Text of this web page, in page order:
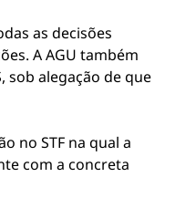
as decisões
A AGU também
alegação de que
no STF na qual a
com a concreta